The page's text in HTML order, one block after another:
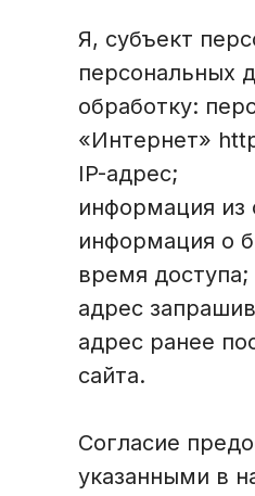
Я, субъект
персональных
обработку:
«Интернет»
IP-адрес;
информация из
информация о
время доступа;
адрес
адрес ранее
сайта.
Согласие
указанными в